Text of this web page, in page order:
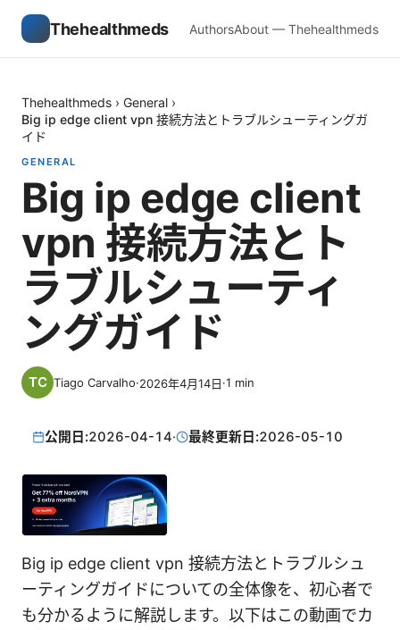
Thehealthmeds AuthorsAbout — Thehealthmeds
Thehealthmeds › General ›
Big ip edge client vpn 接続方法とトラブルシューティングガ
イド
GENERAL
Big ip edge client
vpn 接続方法とト
ラブルシューティ
ングガイド
Tiago Carvalho·2026年4月14日·1 min
公開日:2026-04-14· 最終更新日:2026-05-10
Big ip edge client vpn 接続方法とトラブルシュ
ーティングガイドについての全体像を、初心者で
も分かるように解説します。以下はこの動画でカ